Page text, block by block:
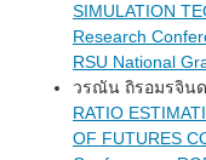
SIMULATION
Research
RSU National
วรณัน ถิรอมรจิน
RATIO
OF FUTURES